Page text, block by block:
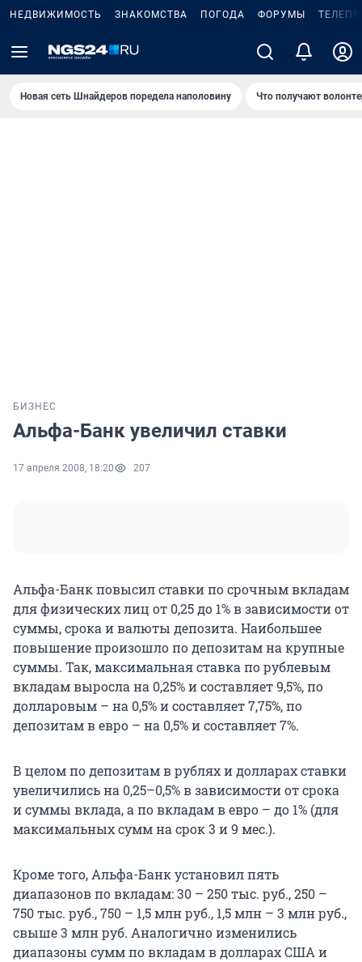
НЕДВИЖИМОСТЬ ЗНАКОМСТВА ПОГОДА ФОРУМЫ
Новая сеть Шнайдеров поредела наполовину Что получают
БИЗНЕС
Альфа-Банк увеличил ставки
17 апреля 2008, 18:20 207
Альфа-Банк повысил ставки по срочным вкладам
для физических лиц от 0,25 до 1% в зависимости от
суммы, срока и валюты депозита. Наибольшее
повышение произошло по депозитам на крупные
суммы. Так, максимальная ставка по рублевым
вкладам выросла на 0,25% и составляет 9,5%, по
долларовым – на 0,5% и составляет 7,75%, по
депозитам в евро – на 0,5% и составляет 7%.
В целом по депозитам в рублях и долларах ставки
увеличились на 0,25–0,5% в зависимости от срока
и суммы вклада, а по вкладам в евро – до 1% (для
максимальных сумм на срок 3 и 9 мес.).
Кроме того, Альфа-Банк установил пять
диапазонов по вкладам: 30 – 250 тыс. руб., 250 –
750 тыс. руб., 750 – 1,5 млн руб., 1,5 млн – 3 млн руб.,
свыше 3 млн руб. Аналогично изменились
диапазоны сумм по вкладам в долларах США и